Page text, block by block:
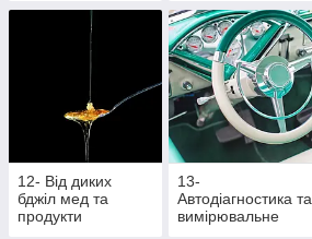
12- Від диких
бджіл мед та
продукти
13-
Автодіагностика та
вимірювальне